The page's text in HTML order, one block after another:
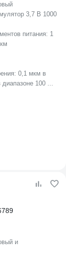
3,7 В 1000
питания: 1
0,1 мкм в
100 ...
и